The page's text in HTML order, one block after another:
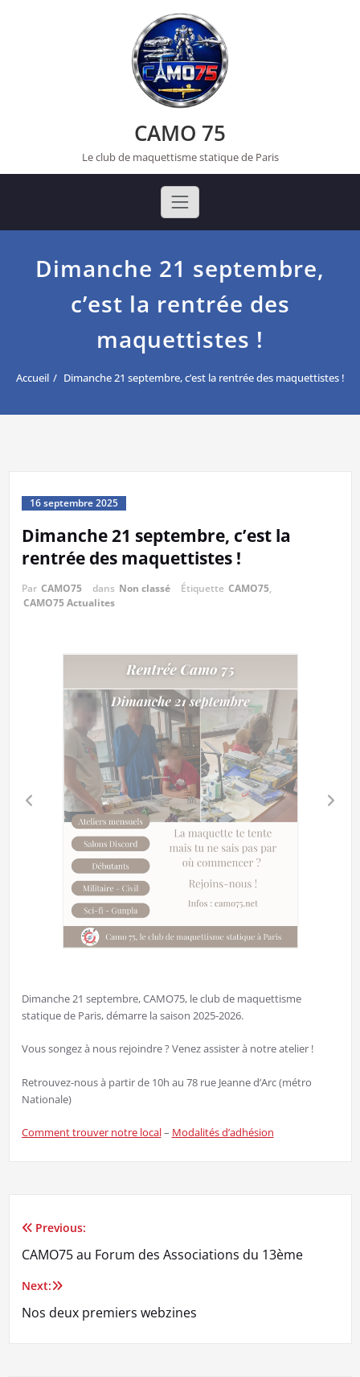
CAMO 75
Le club de maquettisme statique de Paris
Dimanche 21 septembre,
c’est la rentrée des
maquettistes !
Accueil Dimanche 21 septembre, c’est la rentrée des maquettistes !
16 septembre 2025
Dimanche 21 septembre, c’est la
rentrée des maquettistes !
Par CAMO75 dans Non classé Étiquette CAMO75,
CAMO75 Actualites
Dimanche 21 septembre, CAMO75, le club de maquettisme
statique de Paris, démarre la saison 2025-2026.
Vous songez à nous rejoindre ? Venez assister à notre atelier !
Retrouvez-nous à partir de 10h au 78 rue Jeanne d’Arc (métro
Nationale)
Comment trouver notre local– Modalités d’adhésion
Navigation
de
l’article
Previous:
CAMO75 au Forum des Associations du 13ème
Next:
Nos deux premiers webzines